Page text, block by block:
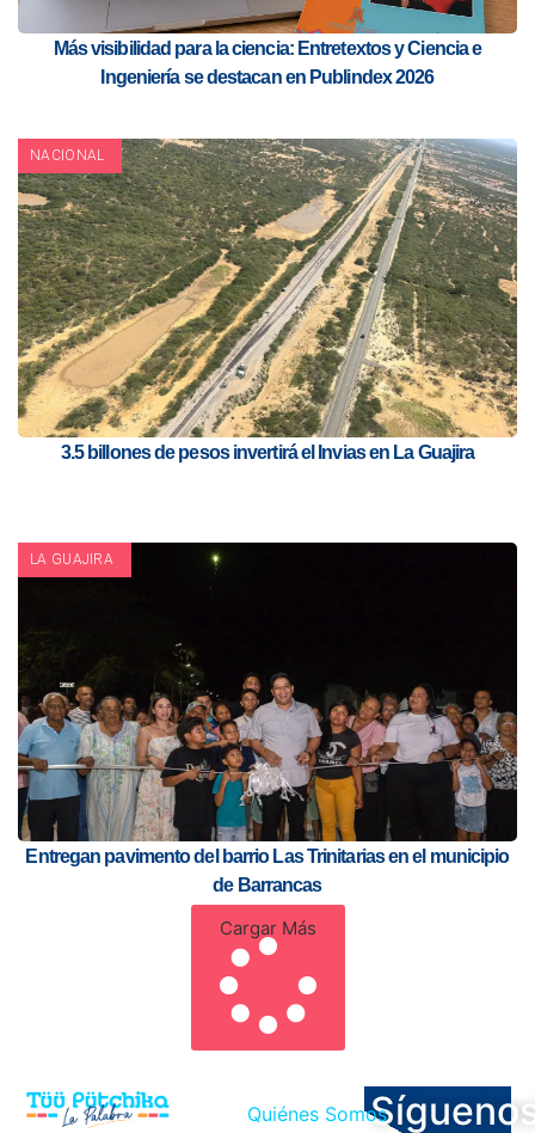
Más visibilidad para la ciencia: Entretextos y Ciencia e
Ingeniería se destacan en Publindex 2026
NACIONAL
3.5 billones de pesos invertirá el Invias en La Guajira
LA GUAJIRA
Entregan pavimento del barrio Las Trinitarias en el municipio
de Barrancas
Cargar Más
Quiénes Somos